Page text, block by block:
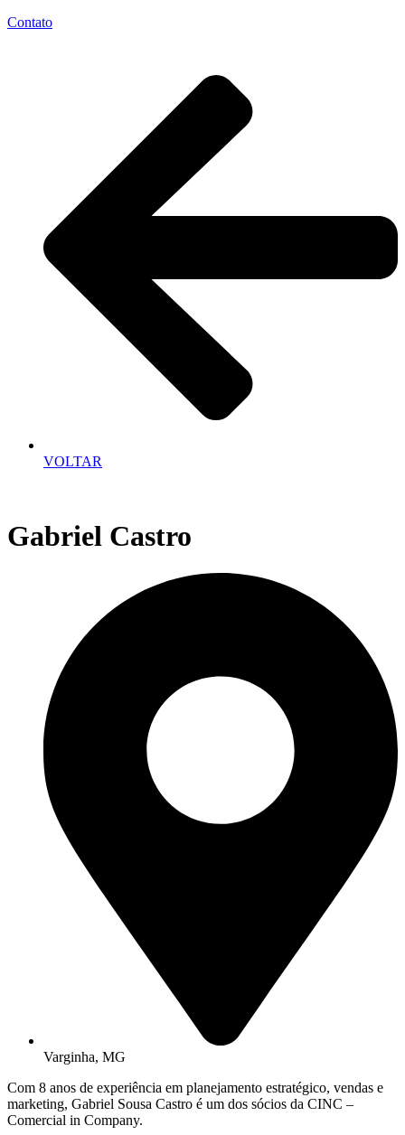
Contato
VOLTAR
Gabriel Castro
Varginha, MG
Com 8 anos de experiência em planejamento estratégico, vendas e
marketing, Gabriel Sousa Castro é um dos sócios da CINC –
Comercial in Company.